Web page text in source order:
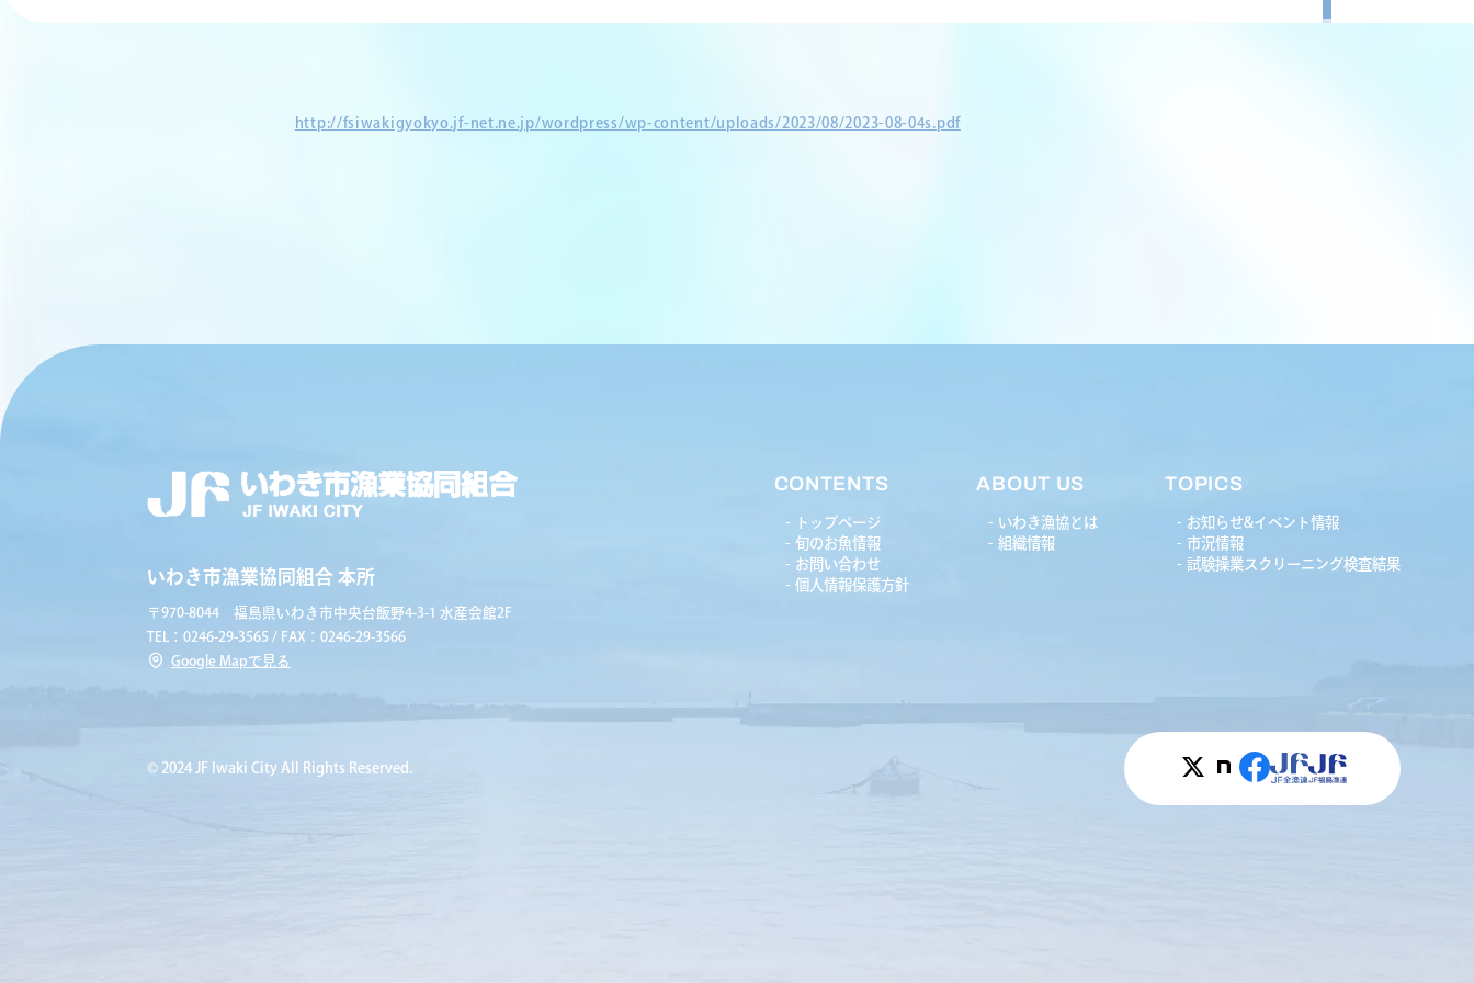
http://fsiwakigyokyo.jf-net.ne.jp/wordpress/wp-content/uploads/2023/08/2023-08-04s.pdf
いわき市漁業協同組合 本所
〒970-8044 福島県いわき市中央台飯野4-3-1 水産会館2F
TEL：0246-29-3565 / FAX：0246-29-3566
Google Mapで見る
CONTENTS
トップページ
旬のお魚情報
お問い合わせ
個人情報保護方針
ABOUT US
いわき漁協とは
組織情報
TOPICS
お知らせ&イベント情報
市況情報
試験操業スクリーニング検査結果
© 2024 JF Iwaki City All Rights Reserved.